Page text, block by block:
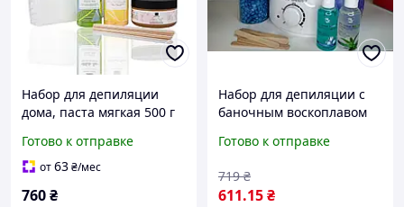
Набор для депиляции
дома, паста мягкая 500 г
Готово к отправке
от63₴/мес
760₴
Набор для депиляции с
баночным воскоплавом
комплекте
Готово к отправке
611.15₴
719 ₴